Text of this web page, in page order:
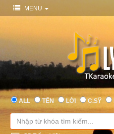
MENU
ALL TÊN LỜI C.SỸ